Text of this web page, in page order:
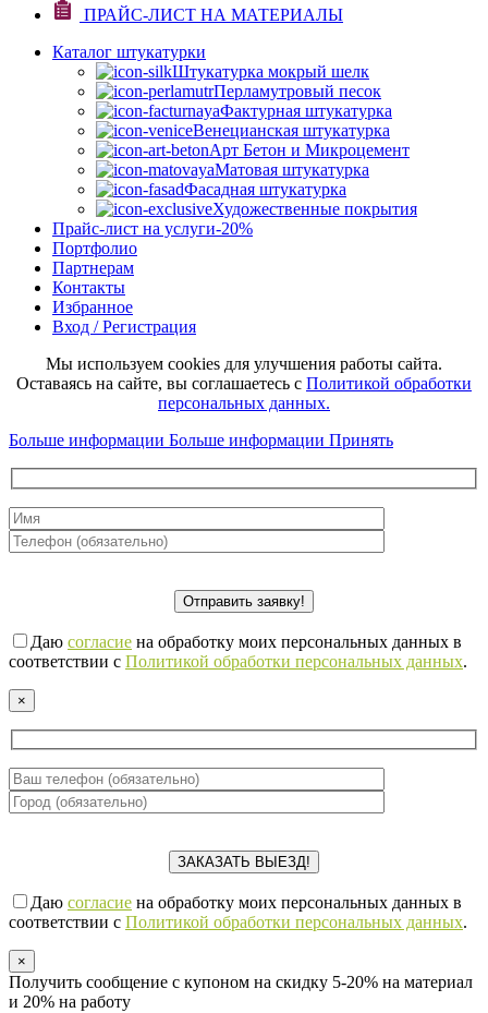
ПРАЙС-ЛИСТ НА МАТЕРИАЛЫ
Каталог штукатурки
Штукатурка мокрый шелк
Перламутровый песок
Фактурная штукатурка
Венецианская штукатурка
Арт Бетон и Микроцемент
Матовая штукатурка
Фасадная штукатурка
Художественные покрытия
Прайс-лист на услуги-20%
Портфолио
Партнерам
Контакты
Избранное
Вход / Регистрация
Мы используем cookies для улучшения работы сайта.
Оставаясь на сайте, вы соглашаетесь с Политикой обработки
персональных данных.
Больше информации Больше информации Принять
Даю согласие на обработку моих персональных данных в
соответствии с Политикой обработки персональных данных.
×
Даю согласие на обработку моих персональных данных в
соответствии с Политикой обработки персональных данных.
×
Получить сообщение с купоном на скидку 5-20% на материал
и 20% на работу